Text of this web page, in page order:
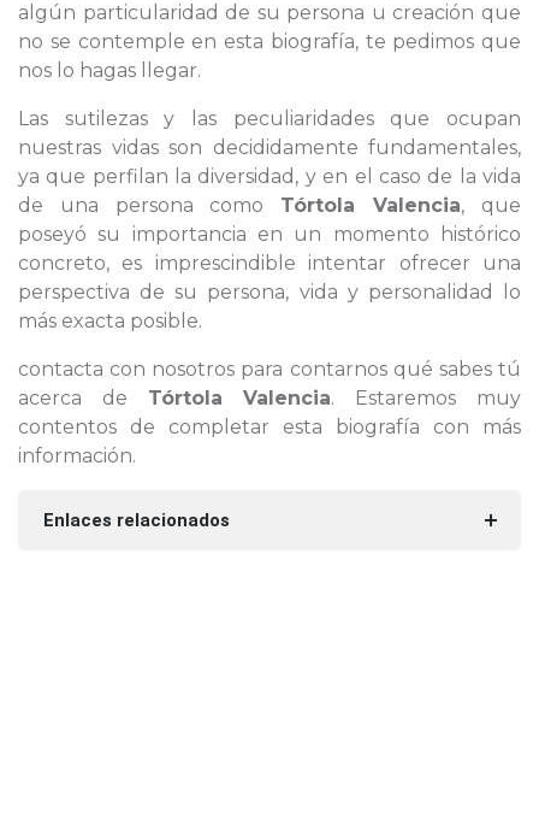
algún particularidad de su persona u creación que
no se contemple en esta biografía, te pedimos que
nos lo hagas llegar.
Las sutilezas y las peculiaridades que ocupan
nuestras vidas son decididamente fundamentales,
ya que perfilan la diversidad, y en el caso de la vida
de una persona como Tórtola Valencia, que
poseyó su importancia en un momento histórico
concreto, es imprescindible intentar ofrecer una
perspectiva de su persona, vida y personalidad lo
más exacta posible.
contacta con nosotros para contarnos qué sabes tú
acerca de Tórtola Valencia. Estaremos muy
contentos de completar esta biografía con más
información.
Enlaces relacionados